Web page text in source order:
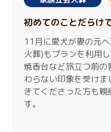
初めてのことだらけ
11月に愛犬が妻の元
火葬)もプランを利用し
焼香台など旅立つ前の
わらない印象を受けま
きてくださった方も
す。